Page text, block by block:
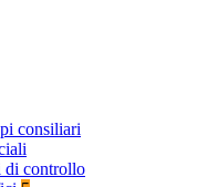
consiliari
di controllo